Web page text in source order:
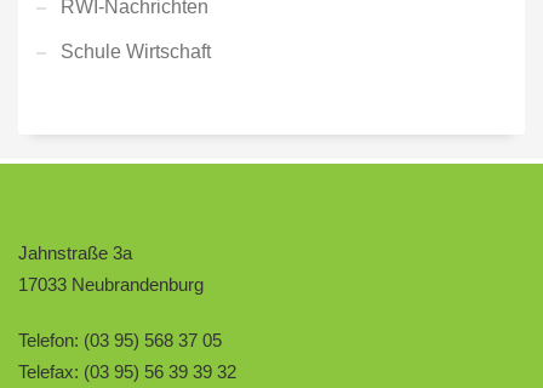
RWI-Nachrichten
Schule Wirtschaft
Jahnstraße 3a
17033 Neubrandenburg
Telefon: (03 95) 568 37 05
Telefax: (03 95) 56 39 39 32